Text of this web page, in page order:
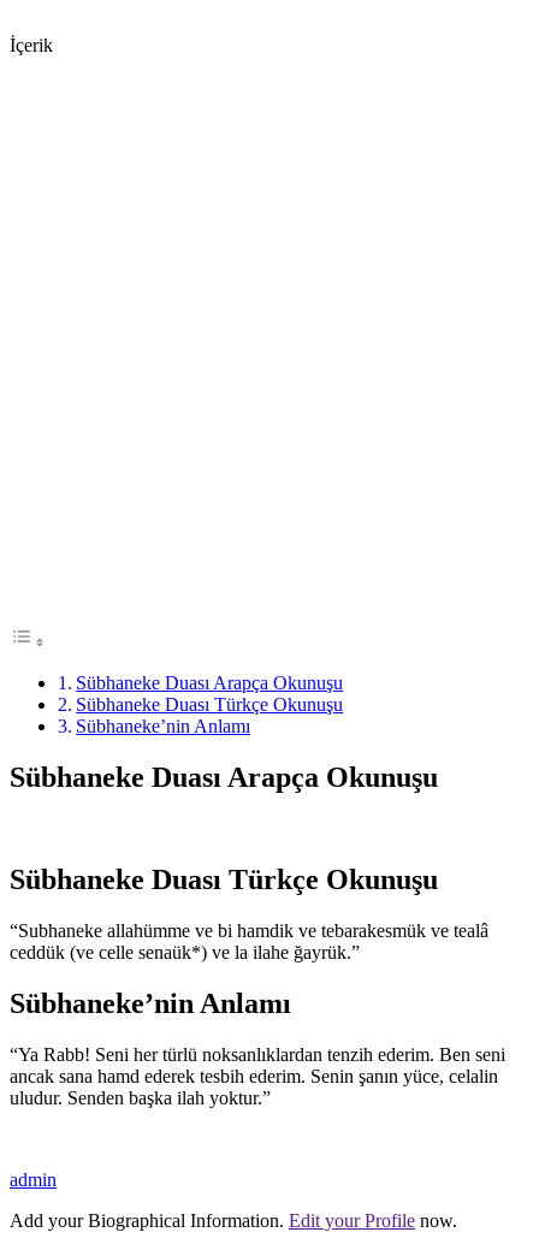
İçerik
Sübhaneke Duası Arapça Okunuşu
Sübhaneke Duası Türkçe Okunuşu
Sübhaneke’nin Anlamı
Sübhaneke Duası Arapça Okunuşu
Sübhaneke Duası Türkçe Okunuşu
“Subhaneke allahümme ve bi hamdik ve tebarakesmük ve tealâ
ceddük (ve celle senaük*) ve la ilahe ğayrük.”
Sübhaneke’nin Anlamı
“Ya Rabb! Seni her türlü noksanlıklardan tenzih ederim. Ben seni
ancak sana hamd ederek tesbih ederim. Senin şanın yüce, celalin
uludur. Senden başka ilah yoktur.”
admin
Add your Biographical Information. Edit your Profile now.